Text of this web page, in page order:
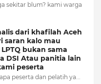
sekitar blum? kami warga
dari khafilah Aceh
saran kalo mau
bukan sama
DSI Atau panitia lain
peserta
peserta dan pelatih ya...